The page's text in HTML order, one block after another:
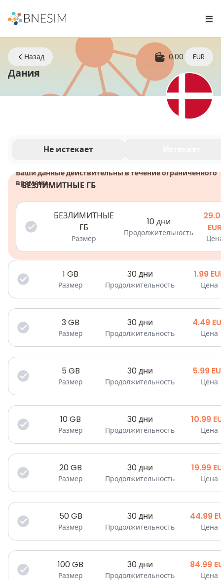
Назад 0.00 EUR
Дания eSIM | Оставайтесь на связи где
Не истекает
Ваши данные действительны в течение ограниченного
времени.
БЕЗЛИМИТНЫЕ ГБ
БЕЗЛИМИТНЫЕ
ГБ
Размер
10 дни
Продолжительность
1 GB
Размер
30 дни
Продолжительность
1.99
Цена
3GB
Размер
30 дни
Продолжительность
4.49
Цена
5 GB
Размер
30 дни
Продолжительность
5.99
Цена
10GB
Размер
30 дни
Продолжительность
10.99
Цена
20GB
Размер
30 дни
Продолжительность
19.99
Цена
50GB
Размер
30 дни
Продолжительность
44.99
Цена
100GB
Размер
30 дни
Продолжительность
84.99
Цена